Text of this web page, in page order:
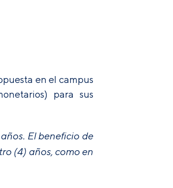
en el campus
para sus
El beneficio de
(4) años, como en